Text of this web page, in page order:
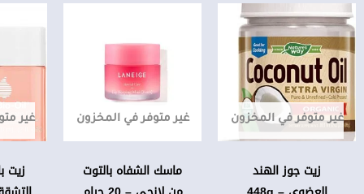
غير متوفر في المخزون
زيت جوز الهند
غير متوفر في المخزون
ماسك الشفاه بالتوت
غير
زيت